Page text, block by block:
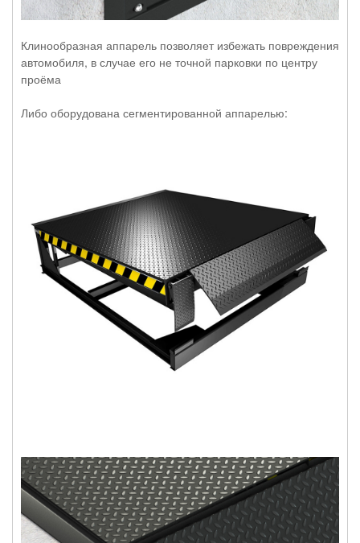
Клинообразная аппарель позволяет избежать повреждения
автомобиля, в случае его не точной парковки по центру
проёма
Либо оборудована сегментированной аппарелью: